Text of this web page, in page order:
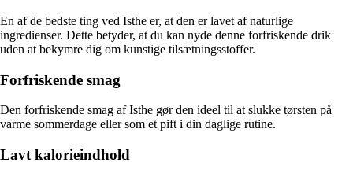
En af de bedste ting ved Isthe er, at den er lavet af naturlige
ingredienser. Dette betyder, at du kan nyde denne forfriskende drik
uden at bekymre dig om kunstige tilsætningsstoffer.
Forfriskende smag
Den forfriskende smag af Isthe gør den ideel til at slukke tørsten på
varme sommerdage eller som et pift i din daglige rutine.
Lavt kalorieindhold